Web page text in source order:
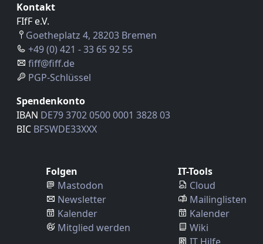
Kontakt
FIfF e.V.
Goetheplatz 4, 28203 Bremen
+49 (0) 421 - 33 65 92 55
fiff@fiff.de
PGP-Schlüssel
Spendenkonto
IBAN DE79 3702 0500 0001 3828 03
BIC BFSWDE33XXX
Folgen
Mastodon
Newsletter
Kalender
Mitglied werden
IT-Tools
Cloud
Mailinglisten
Kalender
Wiki